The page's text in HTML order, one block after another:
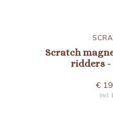
Scratch
ridders -
€
Incl.